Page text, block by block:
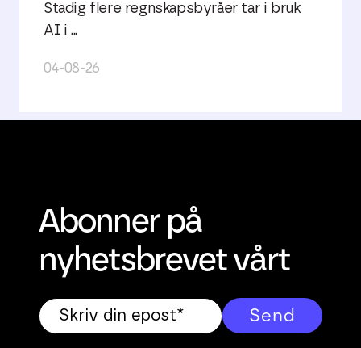
Stadig flere regnskapsbyråer tar i bruk
AI i ...
04-08-26
Abonner på
nyhetsbrevet vårt